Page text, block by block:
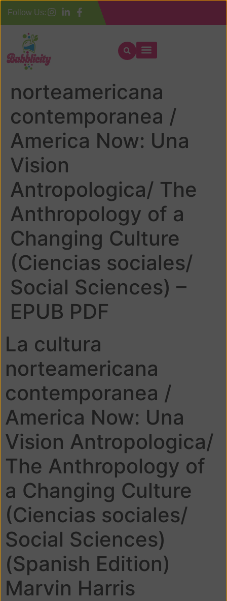
Follow Us:
La cultura
norteamericana
contemporanea /
America Now: Una
Vision
Antropologica/ The
Anthropology of a
Changing Culture
(Ciencias sociales/
Social Sciences) –
EPUB PDF
La cultura
norteamericana
contemporanea /
America Now: Una
Vision Antropologica/
The Anthropology of
a Changing Culture
(Ciencias sociales/
Social Sciences)
(Spanish Edition)
Marvin Harris